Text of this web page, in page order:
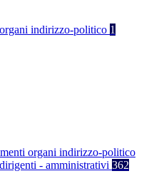
indirizzo-politico 1
organi indirizzo-politico
- amministrativi 362